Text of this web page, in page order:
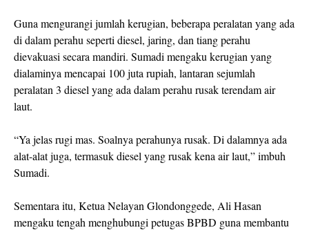
Guna mengurangi jumlah kerugian, beberapa peralatan yang ada
di dalam perahu seperti diesel, jaring, dan tiang perahu
dievakuasi secara mandiri. Sumadi mengaku kerugian yang
dialaminya mencapai 100 juta rupiah, lantaran sejumlah
peralatan 3 diesel yang ada dalam perahu rusak terendam air
laut.
“Ya jelas rugi mas. Soalnya perahunya rusak. Di dalamnya ada
alat-alat juga, termasuk diesel yang rusak kena air laut,” imbuh
Sumadi.
Sementara itu, Ketua Nelayan Glondonggede, Ali Hasan
mengaku tengah menghubungi petugas BPBD guna membantu